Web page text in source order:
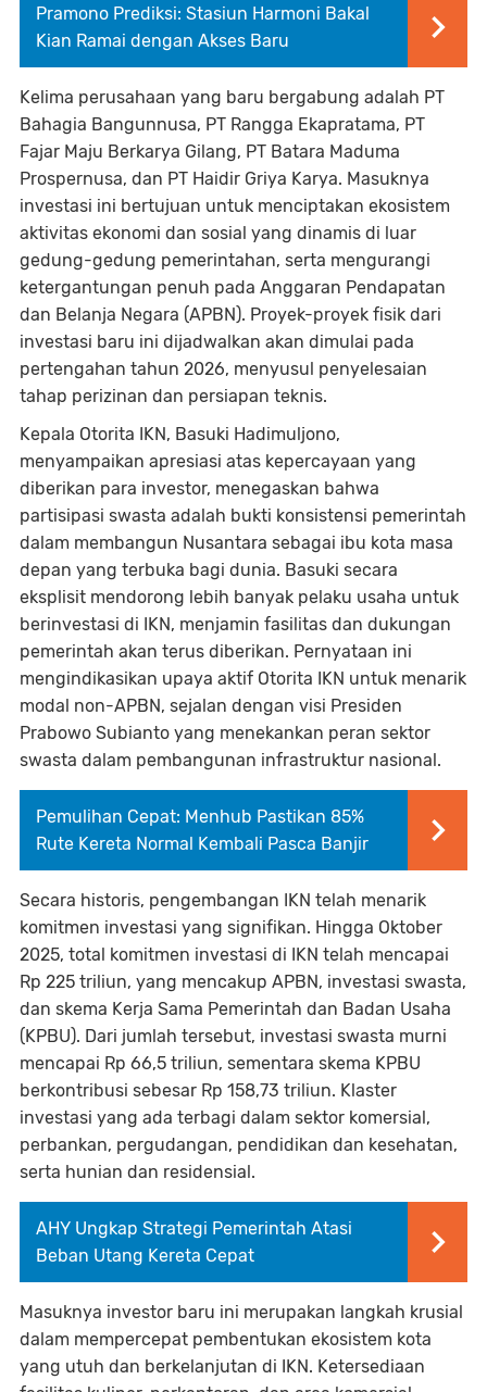
Pramono Prediksi: Stasiun Harmoni Bakal
Kian Ramai dengan Akses Baru
Kelima perusahaan yang baru bergabung adalah PT
Bahagia Bangunnusa, PT Rangga Ekapratama, PT
Fajar Maju Berkarya Gilang, PT Batara Maduma
Prospernusa, dan PT Haidir Griya Karya. Masuknya
investasi ini bertujuan untuk menciptakan ekosistem
aktivitas ekonomi dan sosial yang dinamis di luar
gedung-gedung pemerintahan, serta mengurangi
ketergantungan penuh pada Anggaran Pendapatan
dan Belanja Negara (APBN). Proyek-proyek fisik dari
investasi baru ini dijadwalkan akan dimulai pada
pertengahan tahun 2026, menyusul penyelesaian
tahap perizinan dan persiapan teknis.
Kepala Otorita IKN, Basuki Hadimuljono,
menyampaikan apresiasi atas kepercayaan yang
diberikan para investor, menegaskan bahwa
partisipasi swasta adalah bukti konsistensi pemerintah
dalam membangun Nusantara sebagai ibu kota masa
depan yang terbuka bagi dunia. Basuki secara
eksplisit mendorong lebih banyak pelaku usaha untuk
berinvestasi di IKN, menjamin fasilitas dan dukungan
pemerintah akan terus diberikan. Pernyataan ini
mengindikasikan upaya aktif Otorita IKN untuk menarik
modal non-APBN, sejalan dengan visi Presiden
Prabowo Subianto yang menekankan peran sektor
swasta dalam pembangunan infrastruktur nasional.
Pemulihan Cepat: Menhub Pastikan 85%
Rute Kereta Normal Kembali Pasca Banjir
Secara historis, pengembangan IKN telah menarik
komitmen investasi yang signifikan. Hingga Oktober
2025, total komitmen investasi di IKN telah mencapai
Rp 225 triliun, yang mencakup APBN, investasi swasta,
dan skema Kerja Sama Pemerintah dan Badan Usaha
(KPBU). Dari jumlah tersebut, investasi swasta murni
mencapai Rp 66,5 triliun, sementara skema KPBU
berkontribusi sebesar Rp 158,73 triliun. Klaster
investasi yang ada terbagi dalam sektor komersial,
perbankan, pergudangan, pendidikan dan kesehatan,
serta hunian dan residensial.
AHY Ungkap Strategi Pemerintah Atasi
Beban Utang Kereta Cepat
Masuknya investor baru ini merupakan langkah krusial
dalam mempercepat pembentukan ekosistem kota
yang utuh dan berkelanjutan di IKN. Ketersediaan